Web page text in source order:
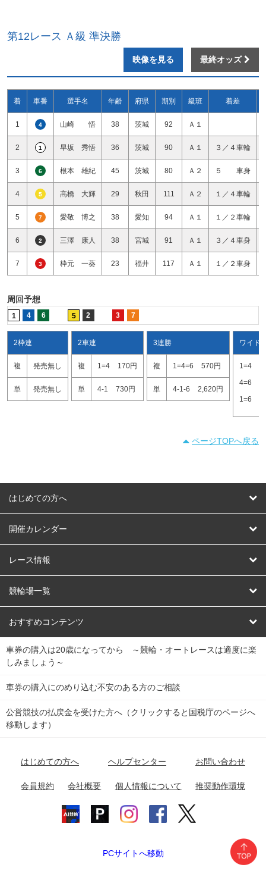
第12レース Ａ級 準決勝
映像を見る 最終オッズ
着 車番 選手名 年齢 府県 期別 級班 着差
1 4 山崎 悟 38 茨城 92 Ａ１
2 1 早坂 秀悟 36 茨城 90 Ａ１ ３／４車輪
3 6 根本 雄紀 45 茨城 80 Ａ２ ５ 車身
4 5 高橋 大輝 29 秋田 111 Ａ２ １／４車輪
5 7 愛敬 博之 38 愛知 94 Ａ１ １／２車輪
6 2 三澤 康人 38 宮城 91 Ａ１ ３／４車身
7 3 枠元 一葵 23 福井 117 Ａ１ １／２車身
周回予想
1 4 6 5 2 3 7
2枠連
複 発売無し
単 発売無し
2車連
複 1=4 170円
単 4-1 730円
3連勝
複 1=4=6 570円
単 4-1-6 2,620円
ワイド
1=4
4=6
1=6
ページTOPへ戻る
はじめての方へ
はじめての方へ
開催カレンダー
競輪
オートレース
競輪くじ
Dokanto!
チャリロトプラザ
レース情報
レース予想
レース結果
キャリーオーバー一覧
競輪場一覧
北日本 函館競輪場
関
東
弥彦競輪場 前橋競輪場 取手競輪場 宇都宮競輪場
関
東
小田原競輪場
名古屋競輪場 岐阜競輪場 大垣競輪場 豊橋競輪場
富山競輪場 松阪競輪場 四日市競輪場
福井競輪場 奈良競輪場 向日町競輪場
おすすめコンテンツ
競輪選手情報
Perfecta Navi
netkeirin
車券の購入は20歳になってから ～競輪・オートレースは適度に楽
しみましょう～
車券の購入にのめり込む不安のある方のご相談
公営競技の払戻金を受けた方へ（クリックすると国税庁のページへ
移動します）
はじめての方へ ヘルプセンター お問い合わせ
会員規約 会社概要 個人情報について 推奨動作環境
PCサイトへ移動